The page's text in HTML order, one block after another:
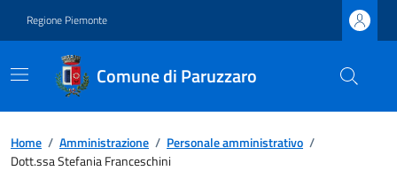
Regione Piemonte
Comune di Paruzzaro
Home / Amministrazione / Personale amministrativo /
Dott.ssa Stefania Franceschini